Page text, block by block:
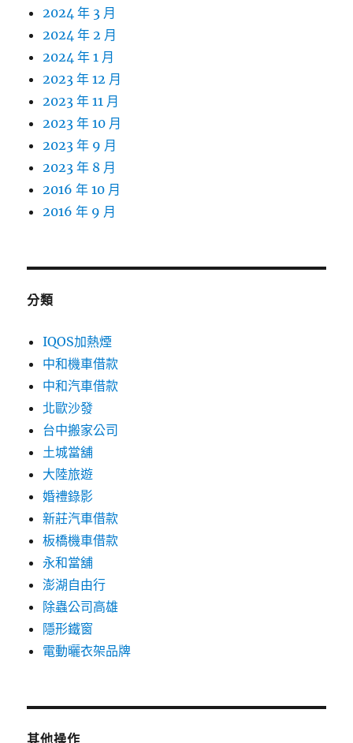
2024 年 3 月
2024 年 2 月
2024 年 1 月
2023 年 12 月
2023 年 11 月
2023 年 10 月
2023 年 9 月
2023 年 8 月
2016 年 10 月
2016 年 9 月
分類
IQOS加熱煙
中和機車借款
中和汽車借款
北歐沙發
台中搬家公司
土城當舖
大陸旅遊
婚禮錄影
新莊汽車借款
板橋機車借款
永和當舖
澎湖自由行
除蟲公司高雄
隱形鐵窗
電動曬衣架品牌
其他操作